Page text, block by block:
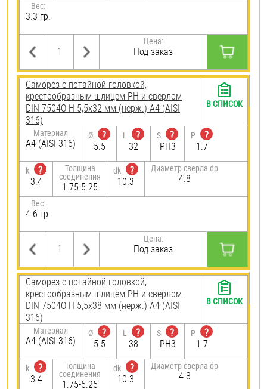
Вес:
3.3 гр.
Цена:
Под заказ
Саморез с потайной головкой,
крестообразным шлицем PH и сверлом
DIN 7504O H 5,5х32 мм (нерж.) A4 (AISI
316)
Материал
A4 (AISI 316)
Ø
?
5.5
L
?
32
S
?
PH3
P
?
1.7
k
?
3.4
Толщина
соединения
1.75-5.25
dk
?
10.3
Диаметр сверла dp
4.8
Вес:
4.6 гр.
Цена:
Под заказ
В СПИСОК
Саморез с потайной головкой,
крестообразным шлицем PH и сверлом
DIN 7504O H 5,5х38 мм (нерж.) A4 (AISI
316)
Материал
A4 (AISI 316)
Ø
?
5.5
L
?
38
S
?
PH3
P
?
1.7
k
?
3.4
Толщина
соединения
1.75-5.25
dk
?
10.3
Диаметр сверла dp
4.8
В СПИСОК